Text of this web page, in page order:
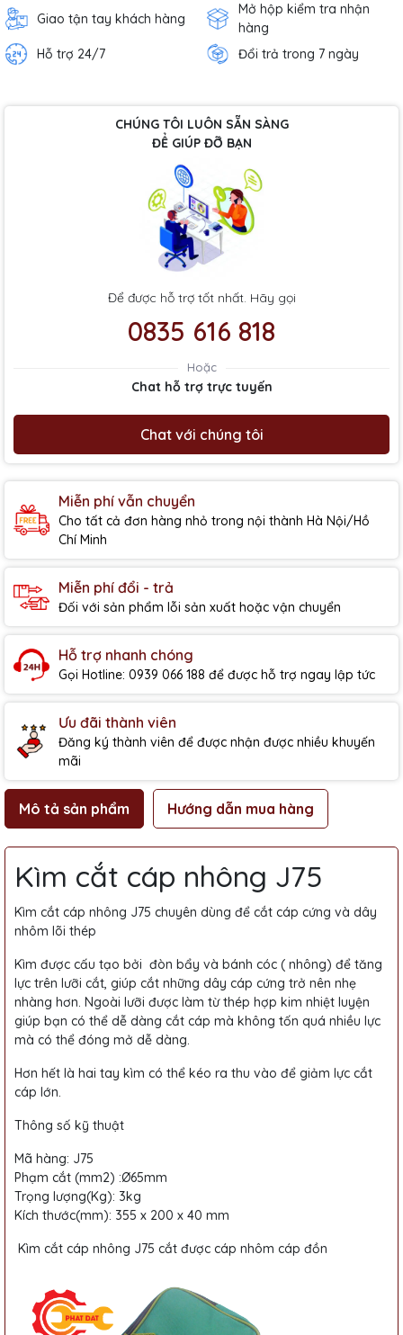
Giao tận tay khách hàng
Mở hộp kiểm tra nhận
hàng
Hỗ trợ 24/7
Đổi trả trong 7 ngày
CHÚNG TÔI LUÔN SẴN SÀNG
ĐỂ GIÚP ĐỠ BẠN
Để được hỗ trợ tốt nhất. Hãy gọi
0835 616 818
Hoặc
Chat hỗ trợ trực tuyến
Chat với chúng tôi
Miễn phí vẫn chuyển
Cho tất cả đơn hàng nhỏ trong nội thành Hà Nội/Hồ
Chí Minh
Miễn phí đổi - trả
Đối với sản phẩm lỗi sản xuất hoặc vận chuyển
Hỗ trợ nhanh chóng
Gọi Hotline: 0939 066 188 để được hỗ trợ ngay lập tức
Ưu đãi thành viên
Đăng ký thành viên để được nhận được nhiều khuyến
mãi
Mô tả sản phẩm Hướng dẫn mua hàng
Kìm cắt cáp nhông J75
Kìm cắt cáp nhông J75 chuyên dùng để cắt cáp cứng và dây
nhôm lõi thép
Kìm được cấu tạo bởi đòn bẩy và bánh cóc ( nhông) để tăng
lực trên lưỡi cắt, giúp cắt những dây cáp cứng trở nên nhẹ
nhàng hơn. Ngoài lưỡi được làm từ thép hợp kim nhiệt luyện
giúp bạn có thể dễ dàng cắt cáp mà không tốn quá nhiều lực
mà có thể đóng mở dễ dàng.
Hơn hết là hai tay kìm có thể kéo ra thu vào để giảm lực cắt
cáp lớn.
Thông số kỹ thuật
Mã hàng: J75
Phạm cắt (mm2) :Ø65mm
Trọng lượng(Kg): 3kg
Kích thước(mm): 355 x 200 x 40 mm
Kìm cắt cáp nhông J75 cắt được cáp nhôm cáp đồn